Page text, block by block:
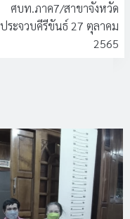
ศบท.ภาค7/สาขาจังหวัด
ประจวบคีรีขันธ์ 27 ตุลาคม
2565